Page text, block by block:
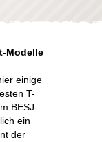
Modelle
einige
T-
BESJ-
ein
der